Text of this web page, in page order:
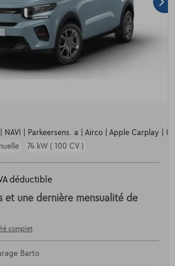
| NAVI | Parkeersens. a | Airco | Apple Carplay |
74 kW ( 100 CV )
déductible
et une dernière mensualité de
complet
Barto